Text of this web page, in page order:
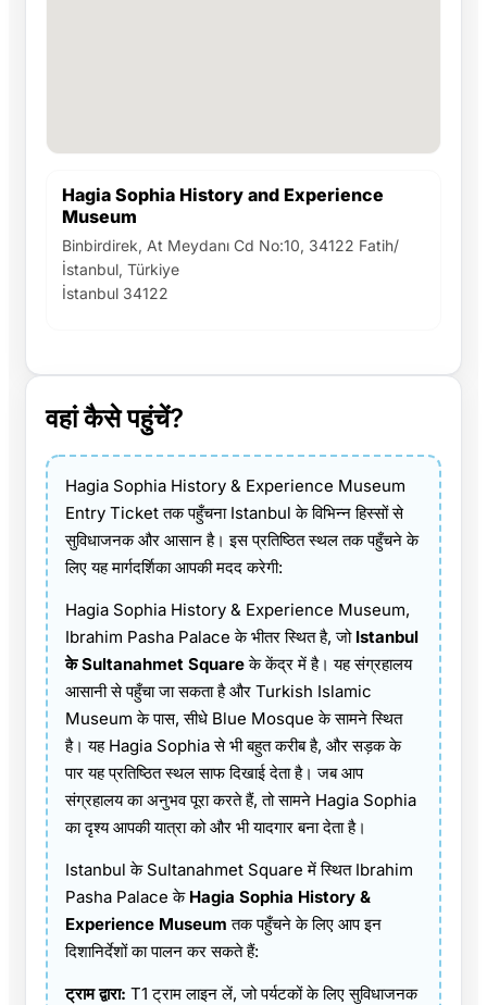
Hagia Sophia History and Experience
Museum
Binbirdirek, At Meydanı Cd No:10, 34122 Fatih/
İstanbul, Türkiye
İstanbul 34122
वहां कैसे पहुंचें?
Hagia Sophia History & Experience Museum
Entry Ticket तक पहुँचना Istanbul के विभिन्न हिस्सों से
सुविधाजनक और आसान है। इस प्रतिष्ठित स्थल तक पहुँचने के
लिए यह मार्गदर्शिका आपकी मदद करेगी:
Hagia Sophia History & Experience Museum,
Ibrahim Pasha Palace के भीतर स्थित है, जो Istanbul
के Sultanahmet Squareके केंद्र में है। यह संग्रहालय
आसानी से पहुँचा जा सकता है और Turkish Islamic
Museum के पास, सीधे Blue Mosque के सामने स्थित
है। यह Hagia Sophia से भी बहुत करीब है, और सड़क के
पार यह प्रतिष्ठित स्थल साफ दिखाई देता है। जब आप
संग्रहालय का अनुभव पूरा करते हैं, तो सामने Hagia Sophia
का दृश्य आपकी यात्रा को और भी यादगार बना देता है।
Istanbul के Sultanahmet Square में स्थित Ibrahim
Pasha Palace के Hagia Sophia History &
Experience Museum तक पहुँचने के लिए आप इन
दिशानिर्देशों का पालन कर सकते हैं:
ट्राम द्वारा: T1 ट्राम लाइन लें, जो पर्यटकों के लिए सुविधाजनक